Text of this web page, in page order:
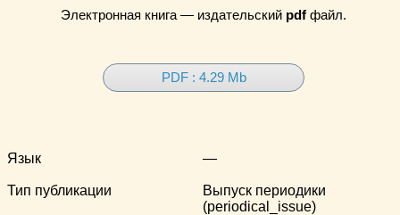
Электронная книга — издательский pdf файл.
PDF : 4.29 Mb
Язык —
Тип публикации
Выпуск периодики
(periodical_issue)